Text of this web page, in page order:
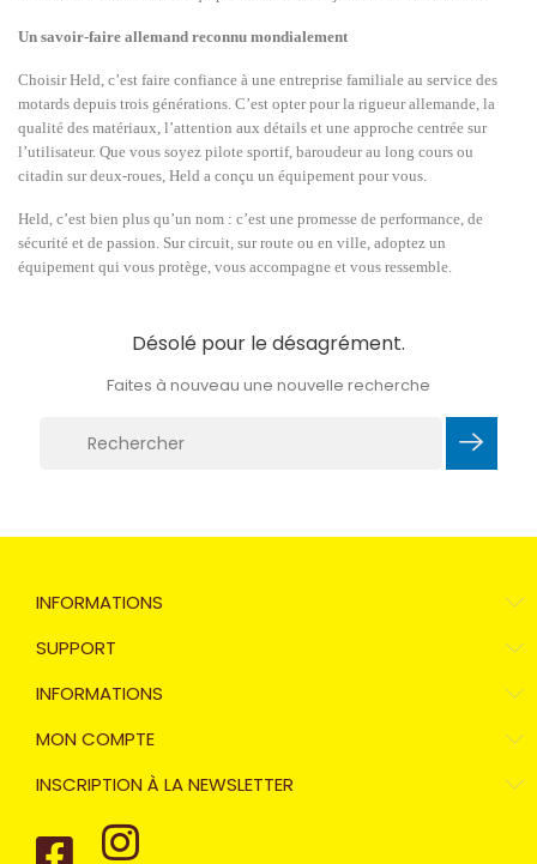
Un savoir-faire allemand reconnu mondialement
Choisir Held, c’est faire confiance à une entreprise familiale au service des
motards depuis trois générations. C’est opter pour la rigueur allemande, la
qualité des matériaux, l’attention aux détails et une approche centrée sur
l’utilisateur. Que vous soyez pilote sportif, baroudeur au long cours ou
citadin sur deux-roues, Held a conçu un équipement pour vous.
Held, c’est bien plus qu’un nom : c’est une promesse de performance, de
sécurité et de passion. Sur circuit, sur route ou en ville, adoptez un
équipement qui vous protège, vous accompagne et vous ressemble.
Désolé pour le désagrément.
Faites à nouveau une nouvelle recherche
INFORMATIONS
SUPPORT
INFORMATIONS
MON COMPTE
INSCRIPTION À LA NEWSLETTER